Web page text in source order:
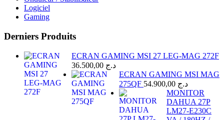
Logiciel
Gaming
Derniers Produits
ECRAN GAMING MSI 27 LEG-MAG 272F
د.ج
ECRAN GAMING MSI MAG
275QF
د.ج
MONITOR
DAHUA 27P
LM27-E230C